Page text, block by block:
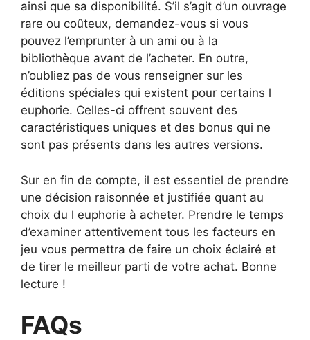
ainsi que sa disponibilité. S’il s’agit d’un ouvrage
rare ou coûteux, demandez-vous si vous
pouvez l’emprunter à un ami ou à la
bibliothèque avant de l’acheter. En outre,
n’oubliez pas de vous renseigner sur les
éditions spéciales qui existent pour certains l
euphorie. Celles-ci offrent souvent des
caractéristiques uniques et des bonus qui ne
sont pas présents dans les autres versions.
Sur en fin de compte, il est essentiel de prendre
une décision raisonnée et justifiée quant au
choix du l euphorie à acheter. Prendre le temps
d’examiner attentivement tous les facteurs en
jeu vous permettra de faire un choix éclairé et
de tirer le meilleur parti de votre achat. Bonne
lecture !
FAQs